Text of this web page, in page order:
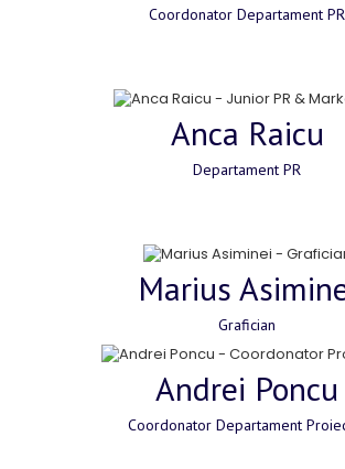
Coordonator Departament PR
Anca Raicu
Departament PR
Marius
Grafician
Andrei Poncu
Coordonator Departament